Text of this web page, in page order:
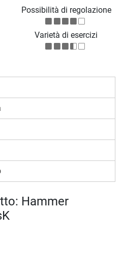
Possibilità di regolazione
Varietà di esercizi
Hammer